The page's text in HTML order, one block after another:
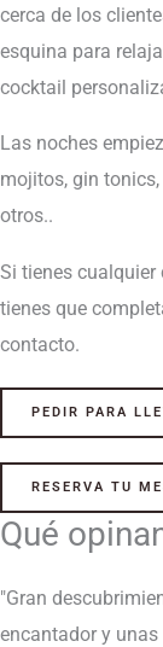
cerca de los
esquina para
cocktail
Las noches
mojitos, gin tonics,
otros..
Si tienes
tienes que
contacto.
PEDIR PARA
RESERVA TU
Qué
"Gran
encantador y